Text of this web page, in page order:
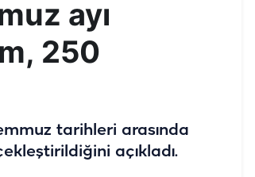
ayı
250
tarihleri arasında
açıkladı.